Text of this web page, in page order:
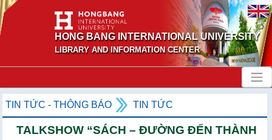
HONG BANG INTERNATIONAL UNIVERSITY
LIBRARY AND INFORMATION CENTER
TIN TỨC - THÔNG BÁO TIN TỨC
TALKSHOW “SÁCH – ĐƯỜNG ĐẾN THÀNH